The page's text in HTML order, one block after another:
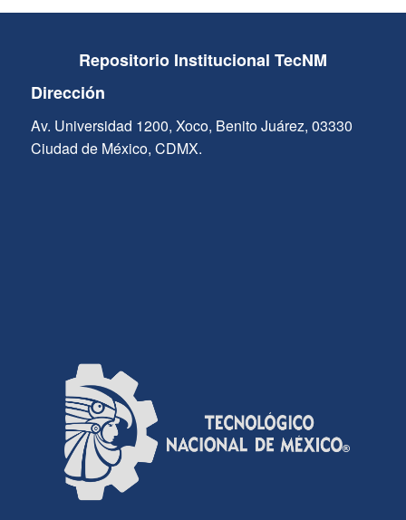
Repositorio Institucional TecNM
Dirección
Av. Universidad 1200, Xoco, Benito Juárez, 03330
Ciudad de México, CDMX.